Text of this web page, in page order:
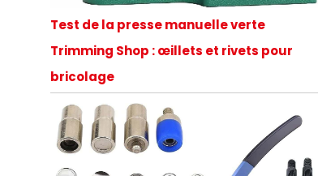
Test de la presse manuelle verte
Trimming Shop : œillets et rivets pour
bricolage